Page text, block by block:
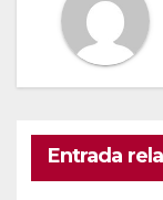
Entrada